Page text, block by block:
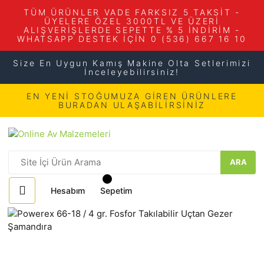
TÜM ÜRÜNLER VADE FARKSIZ 5 TAKSİT -
ÜYELERE ÖZEL 3000TL VE ÜZERİ
ALIŞVERİŞLERDE SEPETTE % 5 İNDİRİM -
WHATSAPP DESTEK İÇİN 0 (536) 667 16 10
Size En Uygun Kamış Makine Olta Setlerimizi
İnceleyebilirsiniz!
EN YENİ STOĞUMUZA GİREN ÜRÜNLERE
BURADAN ULAŞABİLİRSİNİZ
ARA
Hesabım Sepetim